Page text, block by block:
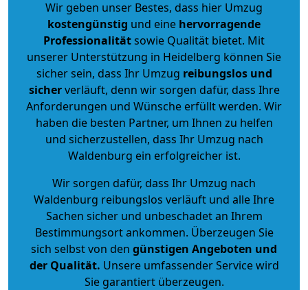
Wir geben unser Bestes, dass hier Umzug
kostengünstig und eine hervorragende
Professionalitätsowie Qualität bietet. Mit
unserer Unterstützung in Heidelberg können Sie
sicher sein, dass Ihr Umzug reibungslos und
sicherverläuft, denn wir sorgen dafür, dass Ihre
Anforderungen und Wünsche erfüllt werden. Wir
haben die besten Partner, um Ihnen zu helfen
und sicherzustellen, dass Ihr Umzug nach
Waldenburg ein erfolgreicher ist.
Wir sorgen dafür, dass Ihr Umzug nach
Waldenburg reibungslos verläuft und alle Ihre
Sachen sicher und unbeschadet an Ihrem
Bestimmungsort ankommen. Überzeugen Sie
sich selbst von den günstigen Angeboten und
der Qualität. Unsere umfassender Service wird
Sie garantiert überzeugen.